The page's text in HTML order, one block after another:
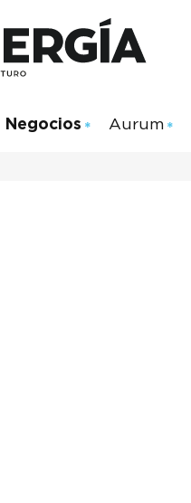
Negocios Aurum